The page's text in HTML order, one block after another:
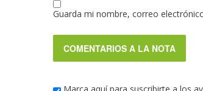
Guarda mi nombre, correo